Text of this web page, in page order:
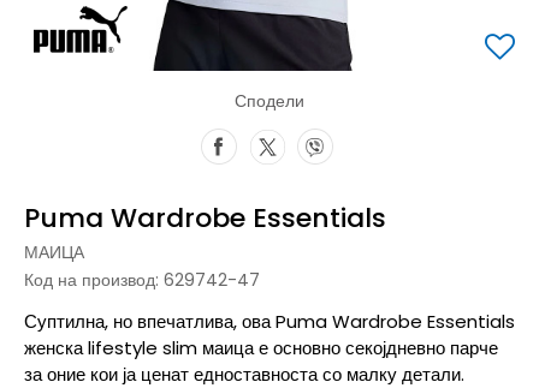
Сподели
Puma Wardrobe Essentials
МАИЦА
Код на производ: 629742-47
Суптилна, но впечатлива, ова Puma Wardrobe Essentials
женска lifestyle slim маица е основно секојдневно парче
за оние кои ја ценат едноставноста со малку детали.